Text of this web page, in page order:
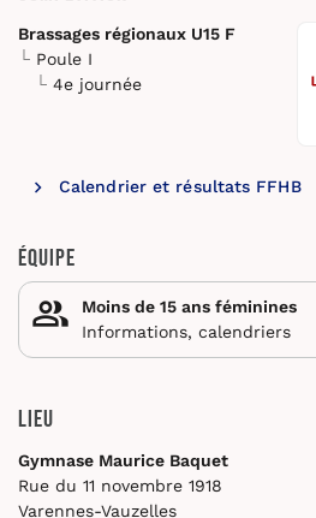
Brassages régionaux U15 F
Poule I
4e journée
Calendrier et résultats FFHB
Équipe
Moins de 15 ans féminines
Informations, calendriers
Lieu
Gymnase Maurice Baquet
Rue du 11 novembre 1918
Varennes-Vauzelles